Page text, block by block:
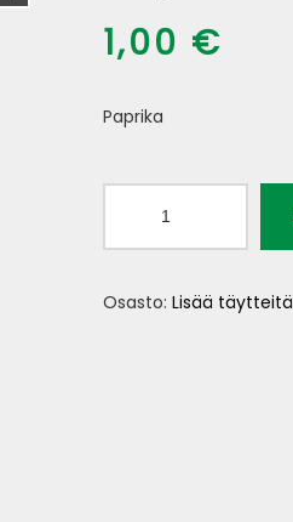
1,00 €
Paprika
Osasto: Lisää täytteitä